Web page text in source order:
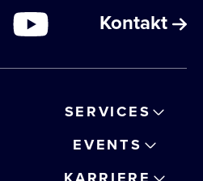
Kontakt
SERVICES
EVENTS